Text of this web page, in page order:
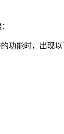
能时，出现以